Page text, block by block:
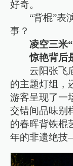
好奇。
“背棍”表
事？
凌空三米
惊艳背后
云阳张飞
的主题灯组，
游客呈现了一
交错间品味别
的春晖背铁棍
年的非遗绝技